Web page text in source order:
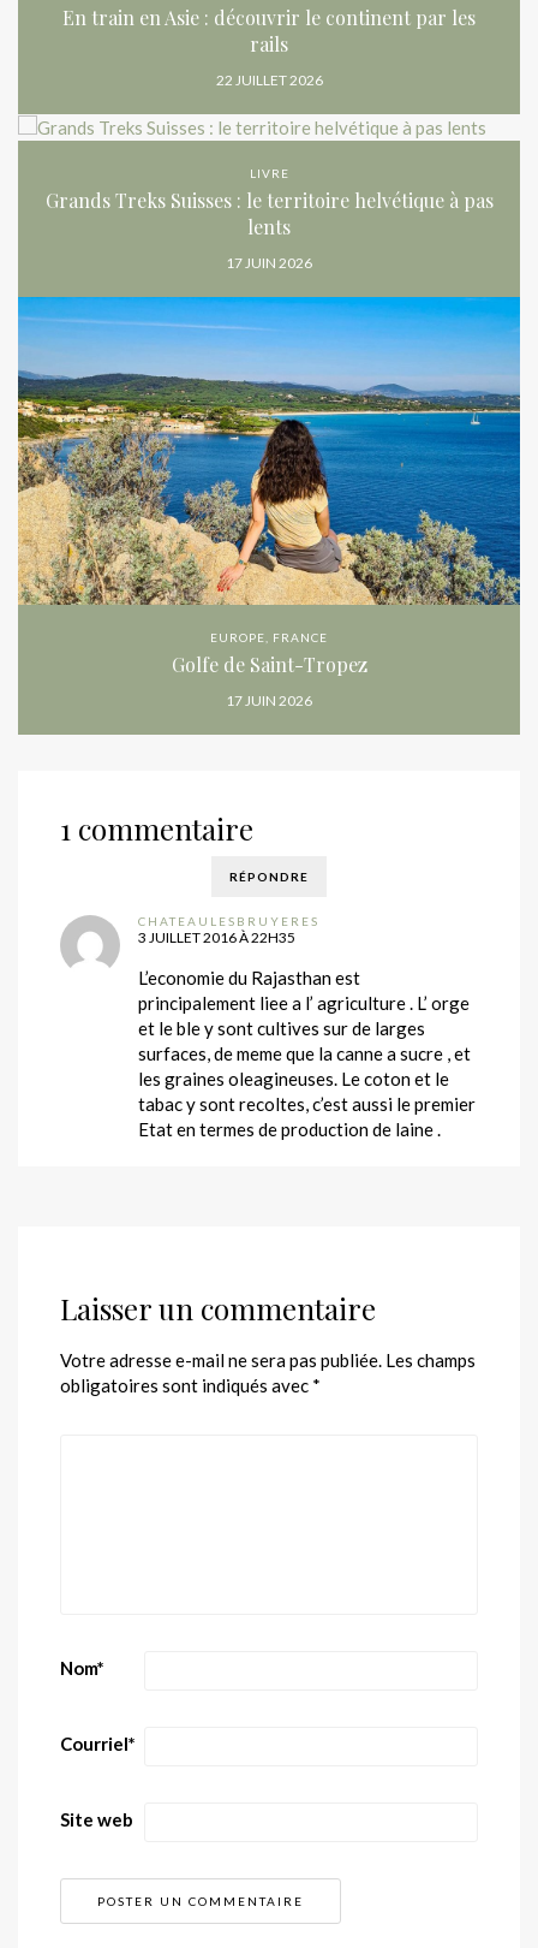
En train en Asie : découvrir le continent par les
rails
22 JUILLET 2026
LIVRE
Grands Treks Suisses : le territoire helvétique à pas
lents
17 JUIN 2026
EUROPE FRANCE
Golfe de Saint-Tropez
17 JUIN 2026
1 commentaire
RÉPONDRE
CHATEAULESBRUYERES
3 JUILLET 2016 À 22H35
L’economie du Rajasthan est
principalement liee a l’ agriculture . L’ orge
et le ble y sont cultives sur de larges
surfaces, de meme que la canne a sucre , et
les graines oleagineuses. Le coton et le
tabac y sont recoltes, c’est aussi le premier
Etat en termes de production de laine .
Laisser un commentaire
Votre adresse e-mail ne sera pas publiée. Les champs
obligatoires sont indiqués avec *
Nom*
Courriel*
Site web